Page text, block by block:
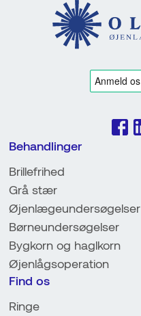
Behandlinger
Brillefrihed
Grå stær
Øjenlægeundersøgelser
Børneundersøgelser
Bygkorn og haglkorn
Øjenlågsoperation
Find os
Ringe